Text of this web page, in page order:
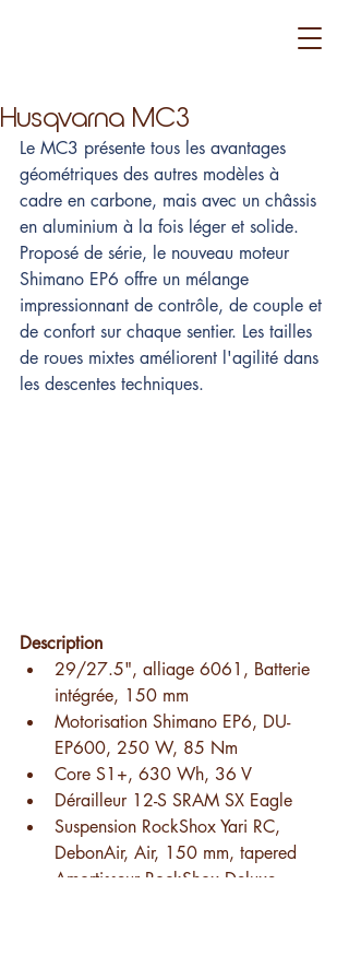
Husqvarna MC3
Le MC3 présente tous les avantages
géométriques des autres modèles à
cadre en carbone, mais avec un châssis
en aluminium à la fois léger et solide.
Proposé de série, le nouveau moteur
Shimano EP6 offre un mélange
impressionnant de contrôle, de couple et
de confort sur chaque sentier. Les tailles
de roues mixtes améliorent l'agilité dans
les descentes techniques.
Description
29/27.5", alliage 6061, Batterie
intégrée, 150 mm
Motorisation Shimano EP6, DU-
EP600, 250 W, 85 Nm
Core S1+, 630 Wh, 36 V
Dérailleur 12-S SRAM SX Eagle
Suspension RockShox Yari RC,
DebonAir, Air, 150 mm, tapered
Amortisseur RockShox Deluxe